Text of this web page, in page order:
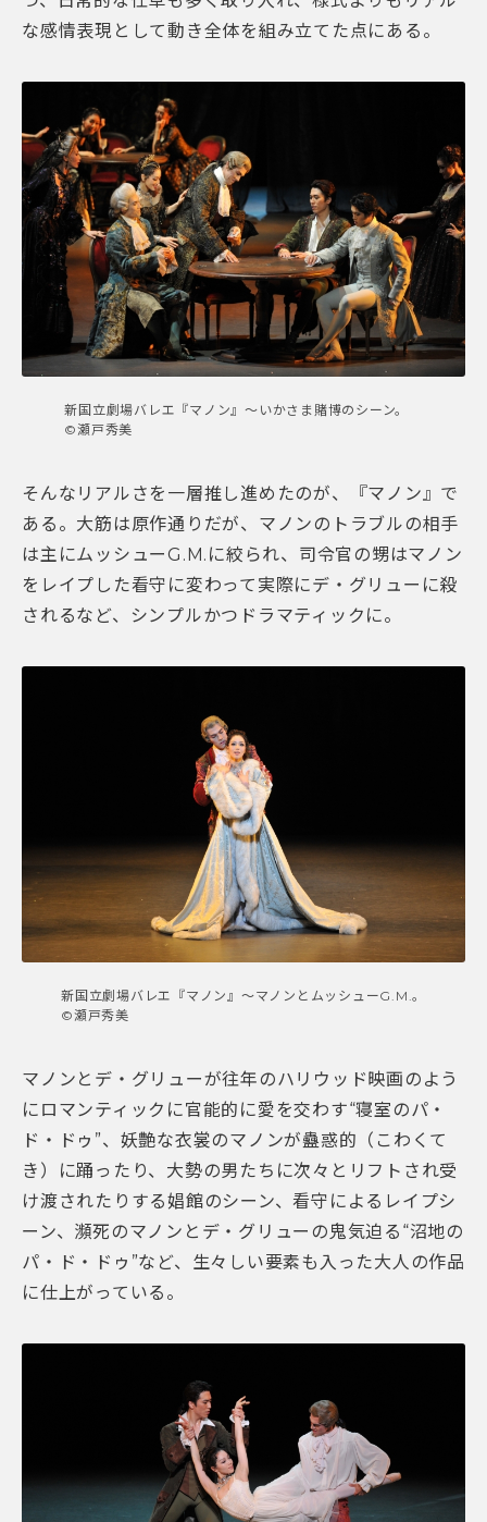
な感情表現として動き全体を組み立てた点にある。
新国立劇場バレエ『マノン』～いかさま賭博のシーン。
©瀬戸秀美
そんなリアルさを一層推し進めたのが、『マノン』で
ある。大筋は原作通りだが、マノンのトラブルの相手
は主にムッシューG.M.に絞られ、司令官の甥はマノン
をレイプした看守に変わって実際にデ・グリューに殺
されるなど、シンプルかつドラマティックに。
新国立劇場バレエ『マノン』～マノンとムッシューG.M.。
©瀬戸秀美
マノンとデ・グリューが往年のハリウッド映画のよう
にロマンティックに官能的に愛を交わす“寝室のパ・
ド・ドゥ”、妖艶な衣裳のマノンが蠱惑的（こわくて
き）に踊ったり、大勢の男たちに次々とリフトされ受
け渡されたりする娼館のシーン、看守によるレイプシ
ーン、瀕死のマノンとデ・グリューの鬼気迫る“沼地の
パ・ド・ドゥ”など、生々しい要素も入った大人の作品
に仕上がっている。